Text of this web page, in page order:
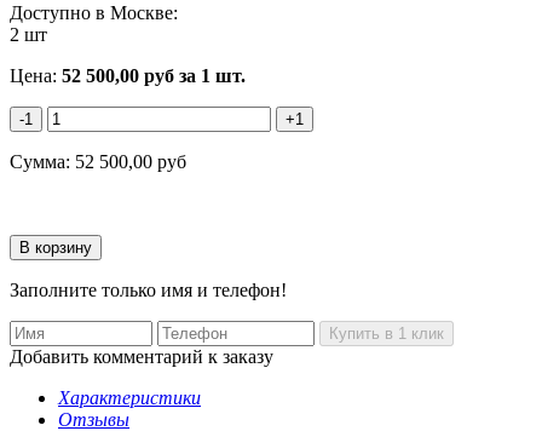
Доступно в Москве:
2 шт
Цена: 52 500,00 руб за 1 шт.
-1 +1
Сумма: 52 500,00 руб
Заполните только имя и телефон!
Добавить комментарий к заказу
Характеристики
Отзывы